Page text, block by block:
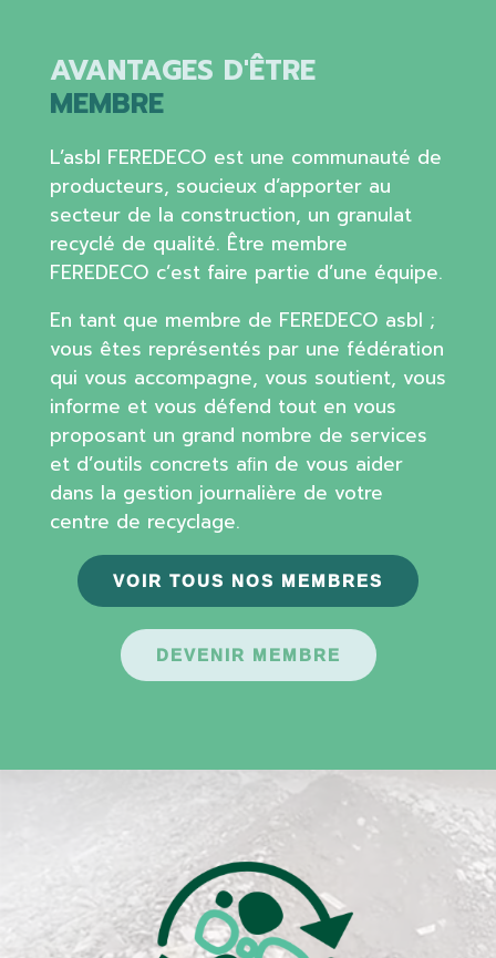
AVANTAGES D'ÊTRE
MEMBRE
L’asbl FEREDECO est une communauté de
producteurs, soucieux d’apporter au
secteur de la construction, un granulat
recyclé de qualité. Être membre
FEREDECO c’est faire partie d’une équipe.
En tant que membre de FEREDECO asbl ;
vous êtes représentés par une fédération
qui vous accompagne, vous soutient, vous
informe et vous défend tout en vous
proposant un grand nombre de services
et d’outils concrets aﬁn de vous aider
dans la gestion journalière de votre
centre de recyclage.
VOIR TOUS NOS MEMBRES
DEVENIR MEMBRE